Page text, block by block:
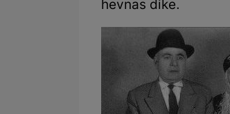
hevnas dike.